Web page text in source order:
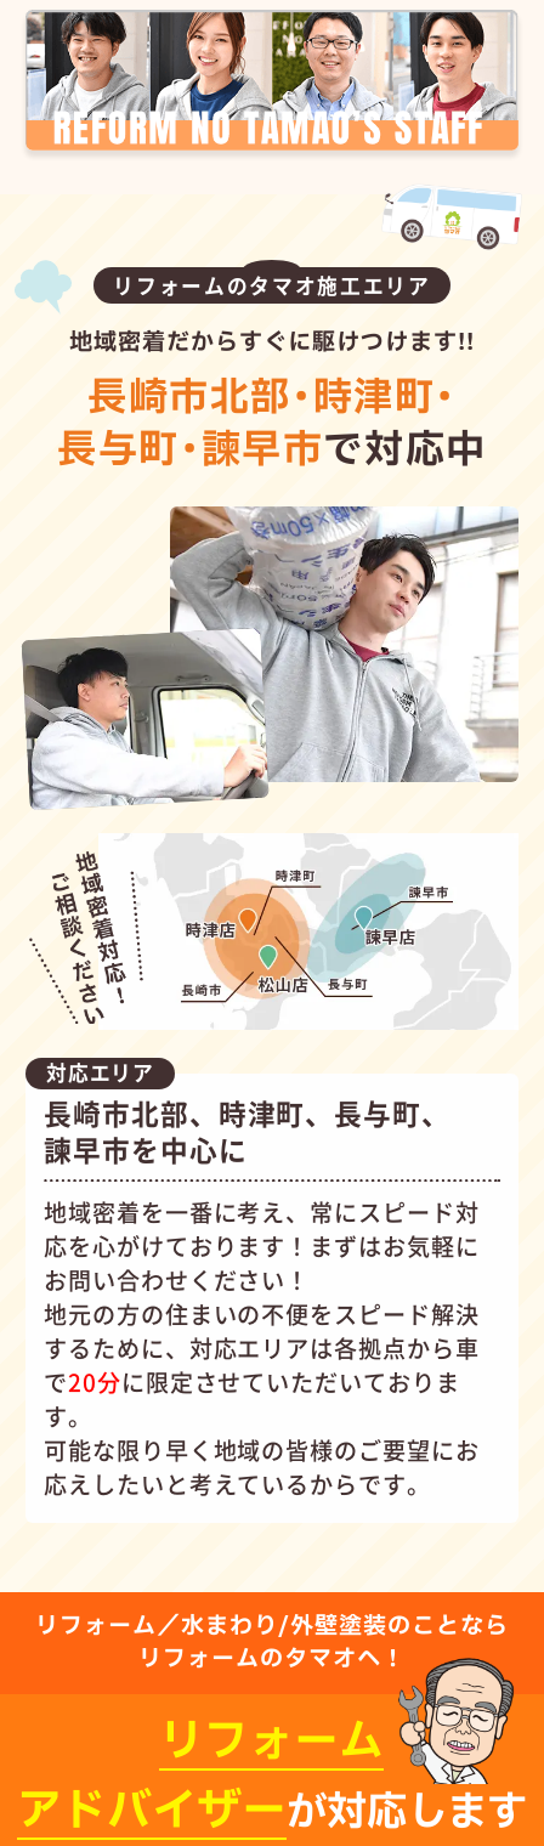
リフォームのタマオ施工エリア
地域密着だからすぐに駆けつけます!!
長崎市北部・時津町・
長与町・諫早市で対応中
対応エリア
長崎市北部、時津町、長与町、
諫早市を中心に
地域密着を一番に考え、常にスピード対
応を心がけております！まずはお気軽に
お問い合わせください！
地元の方の住まいの不便をスピード解決
するために、対応エリアは各拠点から車
で20分に限定させていただいておりま
す。
可能な限り早く地域の皆様のご要望にお
応えしたいと考えているからです。
リフォーム／水まわり/外壁塗装のことなら
リフォームのタマオへ！
リフォーム
アドバイザーが対応します